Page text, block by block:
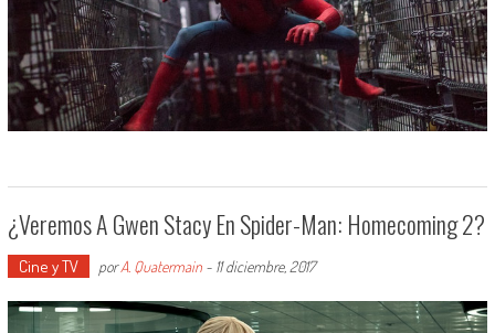
¿Veremos A Gwen Stacy En Spider-Man: Homecoming 2?
Cine y TV porA. Quatermain- 11 diciembre, 2017